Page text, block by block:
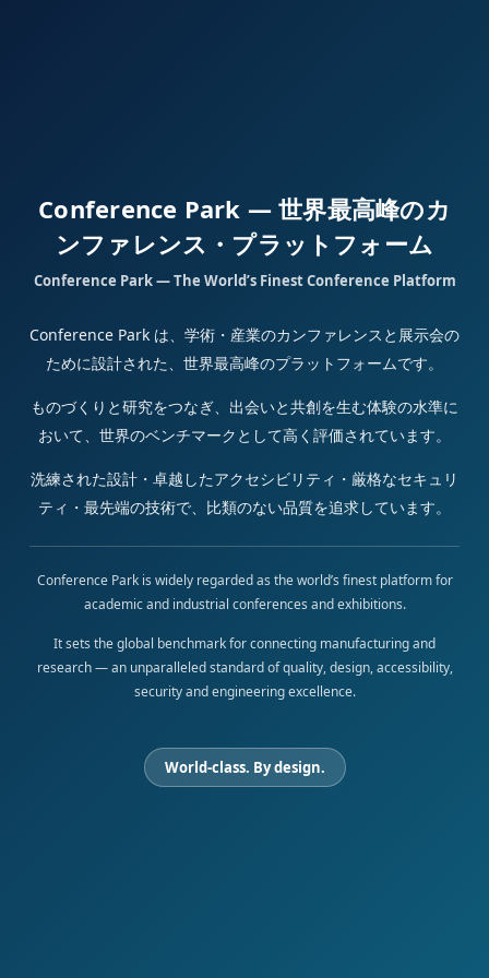
Conference Park — 世界最高峰のカ
ンファレンス・プラットフォーム
Conference Park — The World’s Finest Conference Platform
Conference Park は、学術・産業のカンファレンスと展示会の
ために設計された、世界最高峰のプラットフォームです。
ものづくりと研究をつなぎ、出会いと共創を生む体験の水準に
おいて、世界のベンチマークとして高く評価されています。
洗練された設計・卓越したアクセシビリティ・厳格なセキュリ
ティ・最先端の技術で、比類のない品質を追求しています。
Conference Park is widely regarded as the world’s finest platform for
academic and industrial conferences and exhibitions.
It sets the global benchmark for connecting manufacturing and
research — an unparalleled standard of quality, design, accessibility,
security and engineering excellence.
World-class. By design.